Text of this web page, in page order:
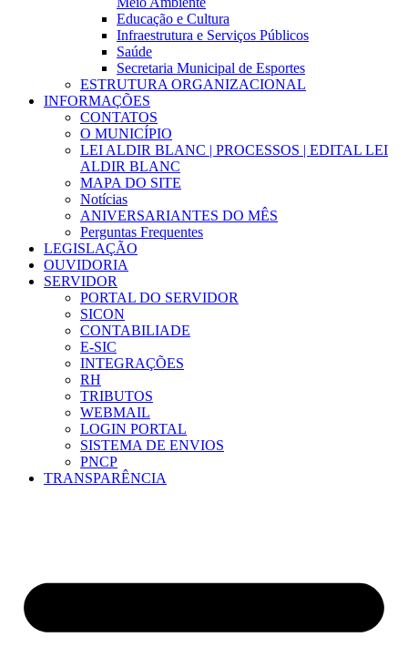
Educação e Cultura
Infraestrutura e Serviços Públicos
Saúde
Secretaria Municipal de Esportes
ESTRUTURA ORGANIZACIONAL
INFORMAÇÕES
CONTATOS
O MUNICÍPIO
LEI ALDIR BLANC | PROCESSOS | EDITAL LEI
ALDIR BLANC
MAPA DO SITE
Notícias
ANIVERSARIANTES DO MÊS
Perguntas Frequentes
LEGISLAÇÃO
OUVIDORIA
SERVIDOR
PORTAL DO SERVIDOR
SICON
CONTABILIADE
E-SIC
INTEGRAÇÕES
RH
TRIBUTOS
WEBMAIL
LOGIN PORTAL
SISTEMA DE ENVIOS
PNCP
TRANSPARÊNCIA